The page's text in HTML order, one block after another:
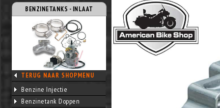
BENZINETANKS - INLAAT
TERUG NAAR SHOPMENU
Benzine Injectie
Benzinetank Doppen